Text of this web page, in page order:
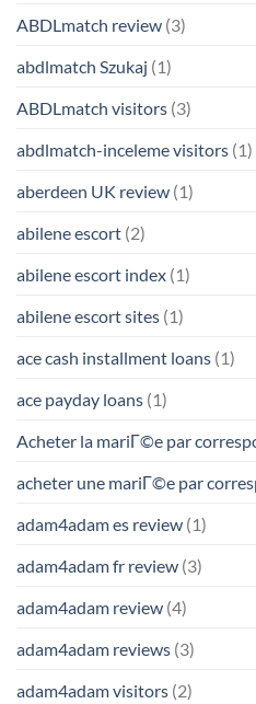
ABDLmatch review (3)
abdlmatch Szukaj (1)
ABDLmatch visitors (3)
abdlmatch-inceleme visitors (1)
aberdeen UK review (1)
abilene escort (2)
abilene escort index (1)
abilene escort sites (1)
ace cash installment loans (1)
ace payday loans (1)
Acheter la mariГ©e par
acheter une mariГ©e par
adam4adam es review (1)
adam4adam fr review (3)
adam4adam review (4)
adam4adam reviews (3)
adam4adam visitors (2)